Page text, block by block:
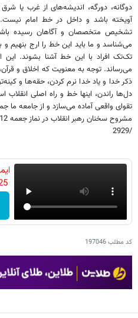
دوگانه، دورگه، اندیشه‌های از غرب یا
آویخته باشد و داخل در خط امام
تشخیص متخصصان و آگاهان رسیده
می‌شناسد و ما باید این خط را ارج بنهیم
تک‌تک افراد با این خط آشنا بشوند. این
می‌رساند. توجه به معنویت که اخلاق و
ذکر خدا و یاد خدا نرم کردن، حقه‌ها و
دل‌ها راندن، اینها خط و راه اصلی
تقوای واقعی آماده می‌سازد و از جامعه ما
مشروح سخنان رهبر انقلاب در نماز جعمه 12 بهمن 1358 را
/2929
25% تخفیف به
کد مطلب197046